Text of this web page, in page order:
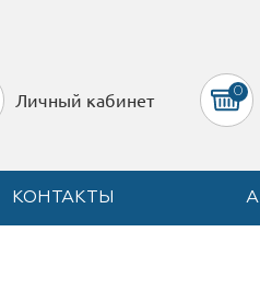
КОНТАКТЫ
Личный кабинет 0